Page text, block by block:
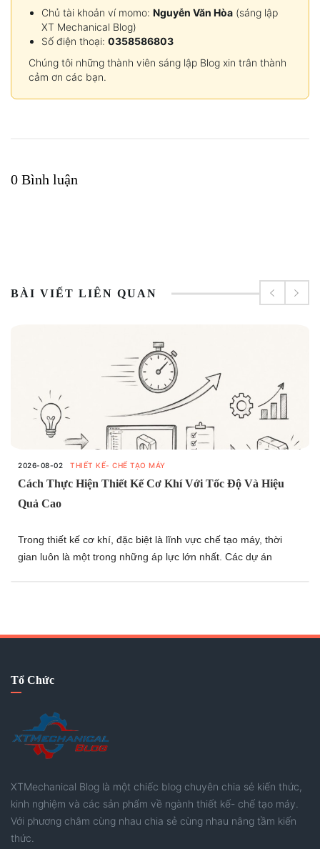
Chủ tài khoản ví momo: Nguyễn Văn Hòa (sáng lập
XT Mechanical Blog)
Số điện thoại: 0358586803
Chúng tôi những thành viên sáng lập Blog xin trân thành
cảm ơn các bạn.
0 Bình luận
BÀI VIẾT LIÊN QUAN
2026-08-02 THIẾT KẾ- CHẾ TẠO MÁY
Cách Thực Hiện Thiết Kế Cơ Khí Với Tốc Độ Và Hiệu
Quả Cao
Trong thiết kế cơ khí, đặc biệt là lĩnh vực chế tạo máy, thời
gian luôn là một trong những áp lực lớn nhất. Các dự án
Tổ Chức
XTMechanical Blog là một chiếc blog chuyên chia sẻ kiến thức,
kinh nghiệm và các sản phẩm về ngành thiết kế- chế tạo máy.
Với phương châm cùng nhau chia sẻ cùng nhau nâng tầm kiến
thức.